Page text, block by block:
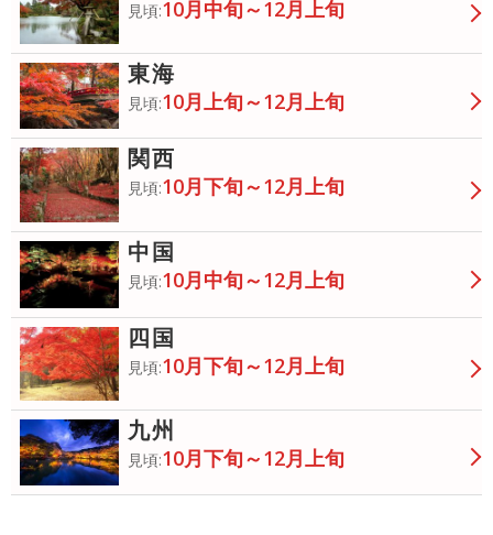
見頃:10月中旬～12月上旬
東海
見頃:10月上旬～12月上旬
関西
見頃:10月下旬～12月上旬
中国
見頃:10月中旬～12月上旬
四国
見頃:10月下旬～12月上旬
九州
見頃:10月下旬～12月上旬